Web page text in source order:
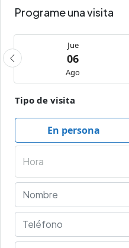
Programe una visita
Jue
06
Ago
Tipo de visita
En persona
Hora